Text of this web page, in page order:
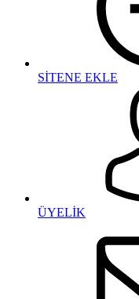
SİTENE EKLE
ÜYELİK